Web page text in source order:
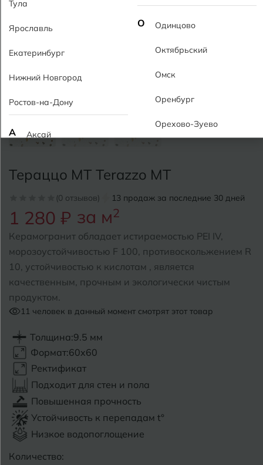
Тераццо MT Terazzo MT
(0 отзывов) 13 продаж за последние 30 дней
1 280 ₽ за м2
Керамогранит обладает истираемостью PEI IV,
морозоустойчивостью F 100, противоскольжением R
10, устойчивостью к кислотам , является
качественным, прочным и экологически чистым
продуктом.
11 человек в данный момент смотрят этот товар
Толщина:9.5 мм
Формат:60x60
Ректификат
Подходит для стен и пола
Повышенная прочность
Устойчивость к перепадам t°
Низкое водопоглощение
Количество:
Тула
Ярославль
Екатеринбург
Нижний Новгород
Ростов-на-Дону
А Аксай
Альметьевск
Армавир
Б Барнаул
Белгород
Брянск
Бугульма
Бугуруслан
В Великий Новгород
О Одинцово
Октябрьский
Омск
Оренбург
Орехово-Зуево
Пятигорск
Р
С
Самара